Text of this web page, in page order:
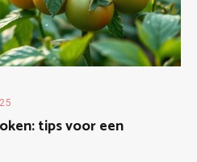
tips voor een